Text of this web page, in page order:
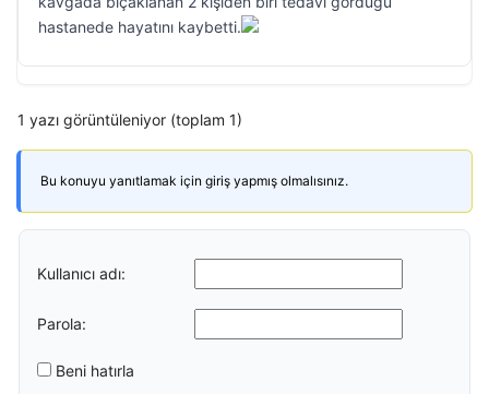
hastanede hayatını kaybetti.
1 yazı görüntüleniyor (toplam 1)
Bu konuyu yanıtlamak için giriş yapmış olmalısınız.
Kullanıcı adı:
Parola:
Beni hatırla